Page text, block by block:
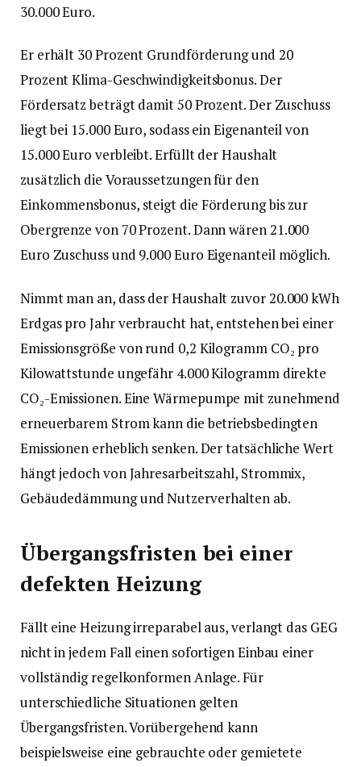
30.000 Euro.
Er erhält 30 Prozent Grundförderung und 20
Prozent Klima-Geschwindigkeitsbonus. Der
Fördersatz beträgt damit 50 Prozent. Der Zuschuss
liegt bei 15.000 Euro, sodass ein Eigenanteil von
15.000 Euro verbleibt. Erfüllt der Haushalt
zusätzlich die Voraussetzungen für den
Einkommensbonus, steigt die Förderung bis zur
Obergrenze von 70 Prozent. Dann wären 21.000
Euro Zuschuss und 9.000 Euro Eigenanteil möglich.
Nimmt man an, dass der Haushalt zuvor 20.000 kWh
Erdgas pro Jahr verbraucht hat, entstehen bei einer
Emissionsgröße von rund 0,2 Kilogramm CO₂ pro
Kilowattstunde ungefähr 4.000 Kilogramm direkte
CO₂-Emissionen. Eine Wärmepumpe mit zunehmend
erneuerbarem Strom kann die betriebsbedingten
Emissionen erheblich senken. Der tatsächliche Wert
hängt jedoch von Jahresarbeitszahl, Strommix,
Gebäudedämmung und Nutzerverhalten ab.
Übergangsfristen bei einer
defekten Heizung
Fällt eine Heizung irreparabel aus, verlangt das GEG
nicht in jedem Fall einen sofortigen Einbau einer
vollständig regelkonformen Anlage. Für
unterschiedliche Situationen gelten
Übergangsfristen. Vorübergehend kann
beispielsweise eine gebrauchte oder gemietete